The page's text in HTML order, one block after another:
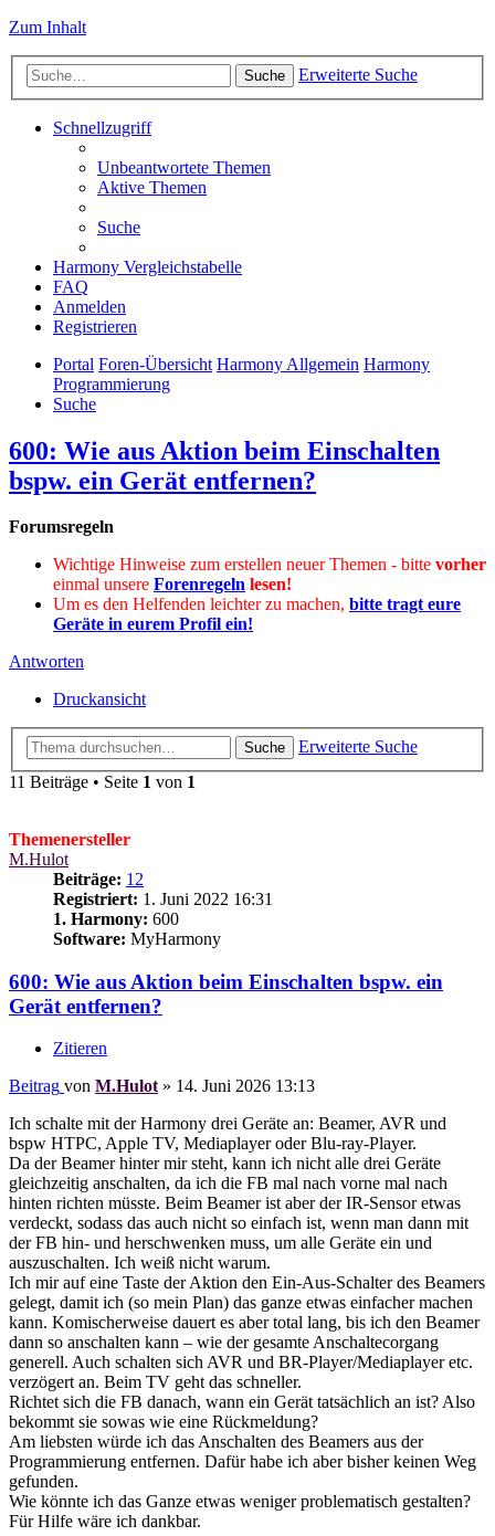
Zum Inhalt
Suche Erweiterte Suche
Schnellzugriff
Unbeantwortete Themen
Aktive Themen
Suche
Harmony Vergleichstabelle
FAQ
Anmelden
Registrieren
Portal Foren-Übersicht Harmony Allgemein Harmony
Programmierung
Suche
600: Wie aus Aktion beim Einschalten
bspw. ein Gerät entfernen?
Forumsregeln
Wichtige Hinweise zum erstellen neuer Themen - bitte vorher
einmal unsere Forenregeln lesen!
Um es den Helfenden leichter zu machen, bitte tragt eure
Geräte in eurem Profil ein!
Antworten
Druckansicht
Suche
Erweiterte Suche
11 Beiträge • Seite 1 von 1
Themenersteller
M.Hulot
Beiträge: 12
Registriert: 1. Juni 2022 16:31
1. Harmony: 600
Software: MyHarmony
600: Wie aus Aktion beim Einschalten bspw. ein
Gerät entfernen?
Zitieren
Beitrag von M.Hulot» 14. Juni 2026 13:13
Ich schalte mit der Harmony drei Geräte an: Beamer, AVR und
bspw HTPC, Apple TV, Mediaplayer oder Blu-ray-Player.
Da der Beamer hinter mir steht, kann ich nicht alle drei Geräte
gleichzeitig anschalten, da ich die FB mal nach vorne mal nach
hinten richten müsste. Beim Beamer ist aber der IR-Sensor etwas
verdeckt, sodass das auch nicht so einfach ist, wenn man dann mit
der FB hin- und herschwenken muss, um alle Geräte ein und
auszuschalten. Ich weiß nicht warum.
Ich mir auf eine Taste der Aktion den Ein-Aus-Schalter des Beamers
gelegt, damit ich (so mein Plan) das ganze etwas einfacher machen
kann. Komischerweise dauert es aber total lang, bis ich den Beamer
dann so anschalten kann – wie der gesamte Anschaltecorgang
generell. Auch schalten sich AVR und BR-Player/Mediaplayer etc.
verzögert an. Beim TV geht das schneller.
Richtet sich die FB danach, wann ein Gerät tatsächlich an ist? Also
bekommt sie sowas wie eine Rückmeldung?
Am liebsten würde ich das Anschalten des Beamers aus der
Programmierung entfernen. Dafür habe ich aber bisher keinen Weg
gefunden.
Wie könnte ich das Ganze etwas weniger problematisch gestalten?
Für Hilfe wäre ich dankbar.